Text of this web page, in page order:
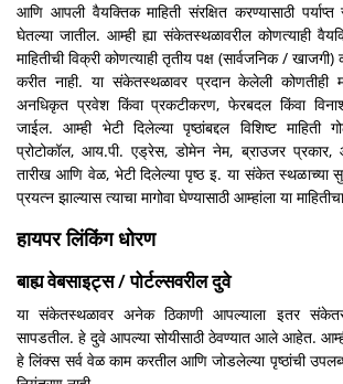
आणि आपली वैयक्तिक माहिती संरक्षित करण्यासाठी पर्याप्त
घेतल्या जातील. आम्ही ह्या संकेतस्थळावरील कोणत्याही
माहितीची विक्री कोणत्याही तृतीय पक्ष (सार्वजनिक / खाजगी)
करीत नाही. या संकेतस्थळावर प्रदान केलेली कोणतीही
अनधिकृत प्रवेश किंवा प्रकटीकरण, फेरबदल किंवा
जाईल. आम्ही भेटी दिलेल्या पृष्ठांबद्दल विशिष्ट
प्रोटोकॉल, आय.पी. एड्रेस, डोमेन नेम, ब्राउजर प्रकार,
तारीख आणि वेळ, भेटी दिलेल्या पृष्ठ इ. या संकेत स्थळाच्या
प्रयत्न झाल्यास त्याचा मागोवा घेण्यासाठी आम्हांला या
हायपर लिंकिंग धोरण
बाह्य वेबसाइट्स / पोर्टल्सवरील दुवे
या संकेतस्थळावर अनेक ठिकाणी आपल्याला इतर
सापडतील. हे दुवे आपल्या सोयीसाठी ठेवण्यात आले आहेत.
हे लिंक्स सर्व वेळ काम करतील आणि जोडलेल्या पृष्ठांची